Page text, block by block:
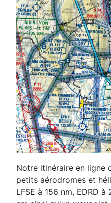
Notre itinéraire en ligne
petits aérodromes et
LFSE à 156 nm, EDRD